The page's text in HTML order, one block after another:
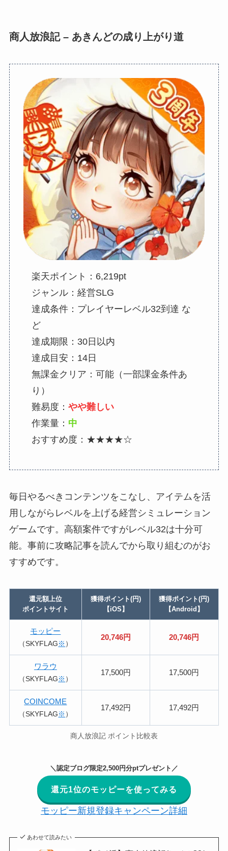
商人放浪記 – あきんどの成り上がり道
楽天ポイント：6,219pt
ジャンル：経営SLG
達成条件：プレイヤーレベル32到達 な
ど
達成期限：30日以内
達成目安：14日
無課金クリア：可能（一部課金条件あ
り）
難易度： やや難しい
作業量： 中
おすすめ度：★★★★☆
毎日やるべきコンテンツをこなし、アイテムを活
用しながらレベルを上げる経営シミュレーション
ゲームです。高額案件ですがレベル32は十分可
能。事前に攻略記事を読んでから取り組むのがお
すすめです。
還元額上位
ポイントサイト
獲得ポイント(円)
【iOS】
獲得ポイント(円)
【Android】
モッピー
（SKYFLAG ※ ）
20,746円 20,746円
ワラウ
（SKYFLAG ※ ）
17,500円 17,500円
COINCOME
（SKYFLAG ※ ）
17,492円 17,492円
商人放浪記 ポイント比較表
＼認定ブログ限定2,500円分ptプレゼント／
還元1位のモッピーを使ってみる
モッピー新規登録キャンペーン詳細
あわせて読みたい